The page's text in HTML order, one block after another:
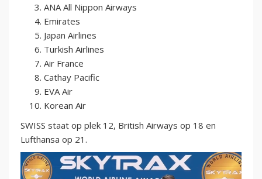
ANA All Nippon Airways
Emirates
Japan Airlines
Turkish Airlines
Air France
Cathay Pacific
EVA Air
Korean Air
SWISS staat op plek 12, British Airways op 18 en
Lufthansa op 21.